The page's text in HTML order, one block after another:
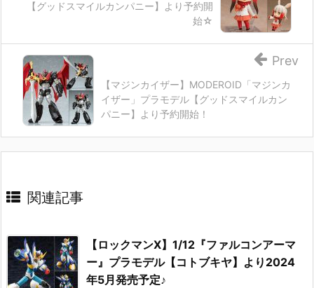
【グッドスマイルカンパニー】より予約開
始☆
【マジンカイザー】MODEROID「マジンカ
イザー」プラモデル【グッドスマイルカン
パニー】より予約開始！
Prev
関連記事
【ロックマンX】1/12『ファルコンアーマ
ー』プラモデル【コトブキヤ】より2024
年5月発売予定♪